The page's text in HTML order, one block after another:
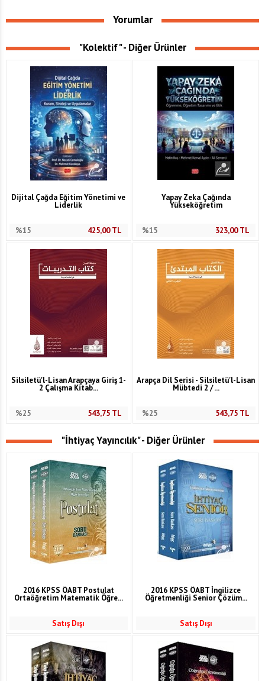
Yorumlar
"Kolektif" - Diğer Ürünler
Dijital Çağda Eğitim Yönetimi ve
Liderlik
%15 425,00TL
Yapay Zeka Çağında
Yükseköğretim
%15 323,00TL
Silsiletü'l-Lisan Arapçaya Giriş 1-
2 Çalışma Kitab...
%25 543,75TL
Arapça Dil Serisi - Silsiletü'l-Lisan
Mübtedi 2 / ...
%25 543,75 TL
"İhtiyaç Yayıncılık" - Diğer Ürünler
2016 KPSS ÖABT Postulat
Ortaöğretim Matematik Öğre...
Satış Dışı
2016 KPSS ÖABT İngilizce
Öğretmenliği Senior Çözüm...
Satış Dışı